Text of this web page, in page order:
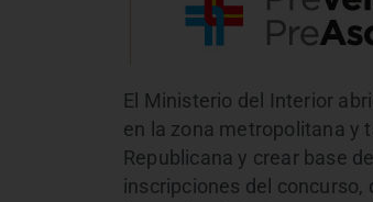
El Ministerio del Interior
en la zona metropolitana y
Republicana y crear base
inscripciones del concurso,